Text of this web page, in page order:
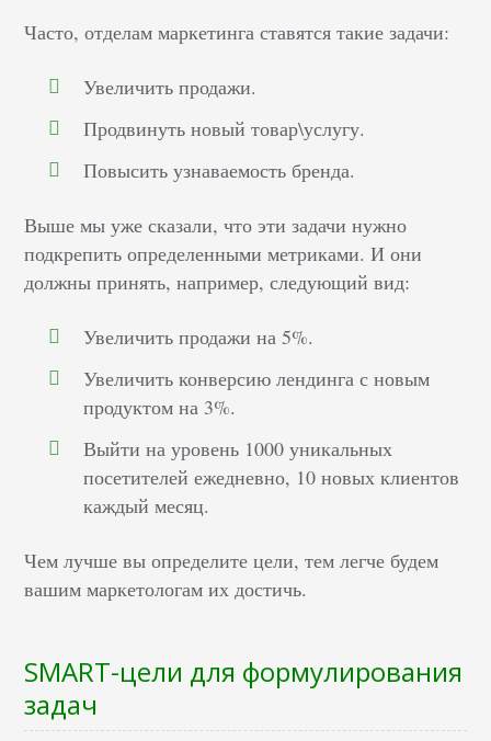
Часто, отделам маркетинга ставятся такие задачи:
Увеличить продажи.
Продвинуть новый товар\услугу.
Повысить узнаваемость бренда.
Выше мы уже сказали, что эти задачи нужно
подкрепить определенными метриками. И они
должны принять, например, следующий вид:
Увеличить продажи на 5%.
Увеличить конверсию лендинга с новым
продуктом на 3%.
Выйти на уровень 1000 уникальных
посетителей ежедневно, 10 новых клиентов
каждый месяц.
Чем лучше вы определите цели, тем легче будем
вашим маркетологам их достичь.
SMART-цели для формулирования
задач